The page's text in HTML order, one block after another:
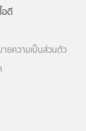
อดี
ายความเป็นส่วนตัว